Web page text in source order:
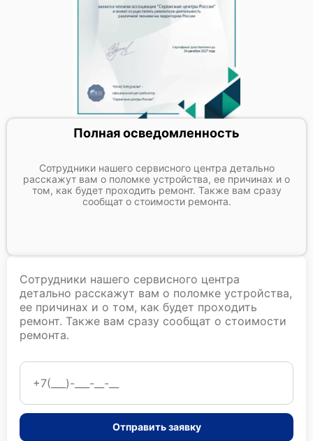
Полная осведомленность
Сотрудники нашего сервисного центра детально
расскажут вам о поломке устройства, ее причинах и о
том, как будет проходить ремонт. Также вам сразу
сообщат о стоимости ремонта.
Сотрудники нашего сервисного центра
детально расскажут вам о поломке устройства,
ее причинах и о том, как будет проходить
ремонт. Также вам сразу сообщат о стоимости
ремонта.
Отправить заявку